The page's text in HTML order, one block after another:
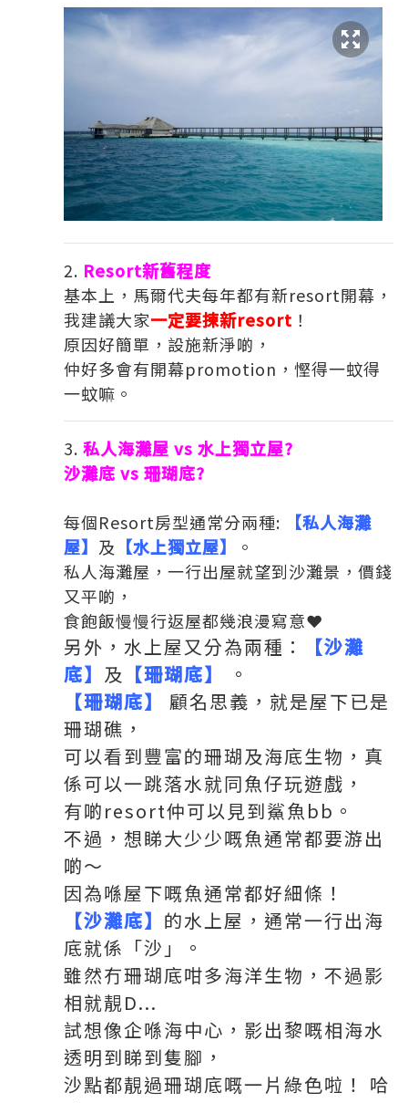
Resort新舊程度
基本上，馬爾代夫每年都有新resort開幕，
我建議大家一定要揀新resort ！
原因好簡單，設施新淨啲，
仲好多會有開幕promotion，慳得一蚊得
一蚊嘛。
私人海灘屋 vs 水上獨立屋?
沙灘底 vs 珊瑚底?
每個Resort房型通常分兩種:
【私人海灘
屋】 及 【水上獨立屋】
。
私人海灘屋，一行出屋就望到沙灘景，價錢
又平啲，
食飽飯慢慢行返屋都幾浪漫寫意❤
另外，水上屋又分為兩種：
【沙灘
底】 及 【珊瑚底】
。
【珊瑚底】
顧名思義，就是屋下已是
珊瑚礁，
可以看到豐富的珊瑚及海底生物，真
係可以一跳落水就同魚仔玩遊戲，
有啲resort仲可以見到鯊魚bb。
不過，想睇大少少嘅魚通常都要游出
啲～
因為喺屋下嘅魚通常都好細條！
【沙灘底】 的水上屋，通常一行出海
底就係「沙」。
雖然冇珊瑚底咁多海洋生物，不過影
相就靚D...
試想像企喺海中心，影出黎嘅相海水
透明到睇到隻腳，
沙點都靚過珊瑚底嘅一片綠色啦！ 哈